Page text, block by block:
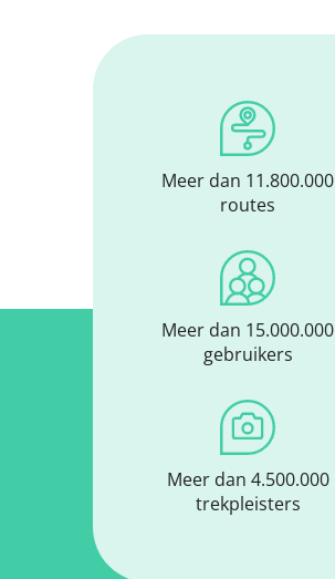
Meer dan 11.800.000
routes
Meer dan 15.000.000
gebruikers
Meer dan 4.500.000
trekpleisters